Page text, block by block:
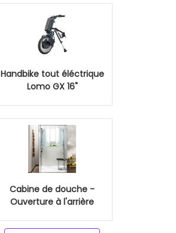
Handbike tout éléctrique
Lomo GX 16"
Cabine de douche -
Ouverture à l'arrière